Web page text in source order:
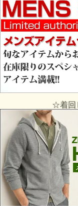
☆着回